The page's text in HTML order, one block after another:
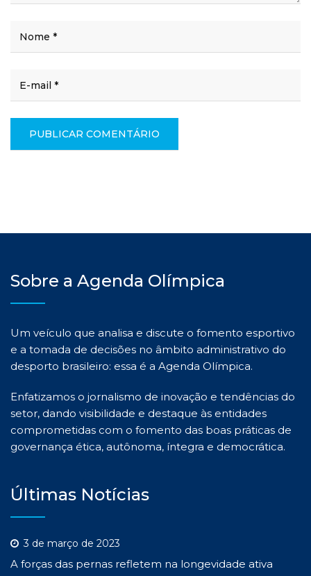
Sobre a Agenda Olímpica
Um veículo que analisa e discute o fomento esportivo
e a tomada de decisões no âmbito administrativo do
desporto brasileiro: essa é a Agenda Olímpica.
Enfatizamos o jornalismo de inovação e tendências do
setor, dando visibilidade e destaque às entidades
comprometidas com o fomento das boas práticas de
governança ética, autônoma, íntegra e democrática.
Últimas Notícias
3 de março de 2023
A forças das pernas refletem na longevidade ativa